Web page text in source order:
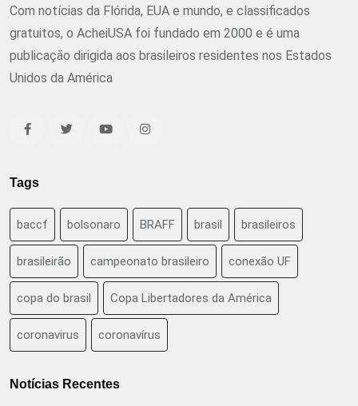
Com notícias da Flórida, EUA e mundo, e classificados
gratuitos, o AcheiUSA foi fundado em 2000 e é uma
publicação dirigida aos brasileiros residentes nos Estados
Unidos da América
Tags
baccf bolsonaro BRAFF brasil brasileiros
brasileirão campeonato brasileiro conexão UF
copa do brasil Copa Libertadores da América
coronavirus coronavírus
Notícias Recentes